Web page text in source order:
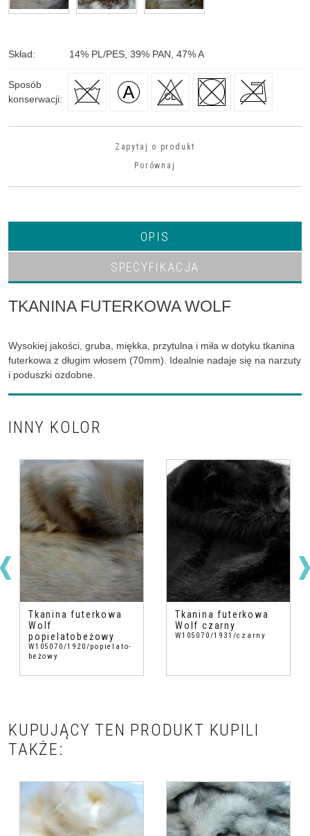
Skład: 14% PL/PES, 39% PAN, 47%A
Sposób
konserwacji:
Zapytaj o produkt
Porównaj
OPIS
SPECYFIKACJA
TKANINA FUTERKOWA WOLF
Wysokiej jakości, gruba, miękka, przytulna i miła w dotyku tkanina
futerkowa z długim włosem (70mm). Idealnie nadaje się na narzuty
i poduszki ozdobne.
INNY KOLOR
Tkanina futerkowa
Wolf
popielatobeżowy
W105070/1920/popielato-
beżowy
Tkanina futerkowa
Wolf czarny
W105070/1931/czarny
KUPUJĄCY TEN PRODUKT KUPILI
TAKŻE: